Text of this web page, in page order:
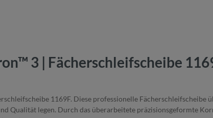
3 | Fächerschleifscheibe
1169F. Diese professionelle Fächerschleifscheibe
Qualität legen. Durch das überarbeitete präzisionsgeformte